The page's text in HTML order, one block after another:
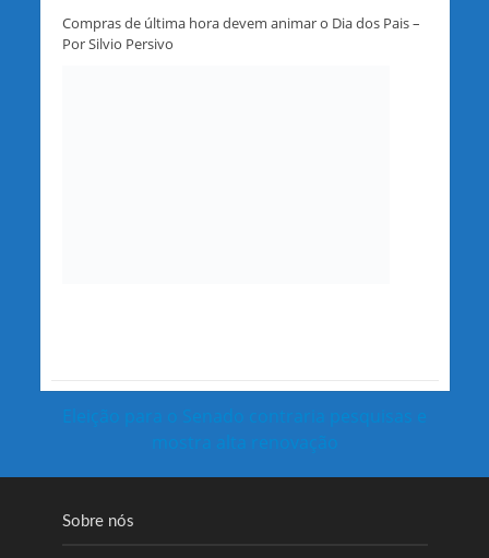
Compras de última hora devem animar o Dia dos Pais –
Por Silvio Persivo
Eleição para o Senado contraria pesquisas e
mostra alta renovação
Sobre nós